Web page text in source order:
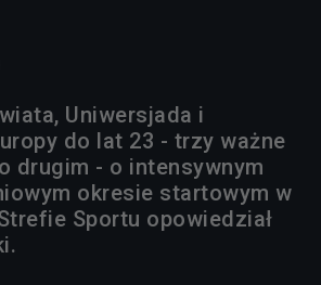
Uniwersjada i
do lat 23 - trzy ważne
drugim - o intensywnym
okresie startowym w
Sportu opowiedział